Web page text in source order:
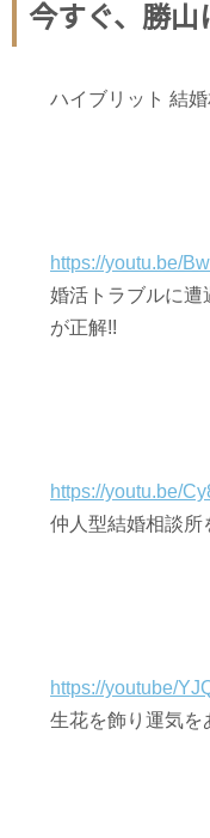
今すぐ、勝山
ハイブリット 結
https://youtu.be/
婚活トラブルに遭
が正解!!
https://youtu.be/
仲人型結婚相談所
https://youtube/
生花を飾り運気を